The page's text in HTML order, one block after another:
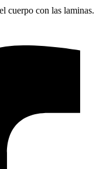
cuerpo con las laminas.